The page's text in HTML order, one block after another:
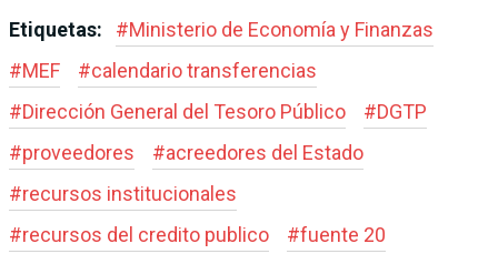
Etiquetas: #Ministerio de Economía y Finanzas
#MEF #calendario transferencias
#Dirección General del Tesoro Público #DGTP
#proveedores #acreedores del Estado
#recursos institucionales
#recursos del credito publico #fuente 20